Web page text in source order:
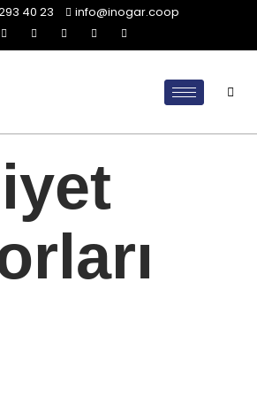
40 23 info@inogar.coop